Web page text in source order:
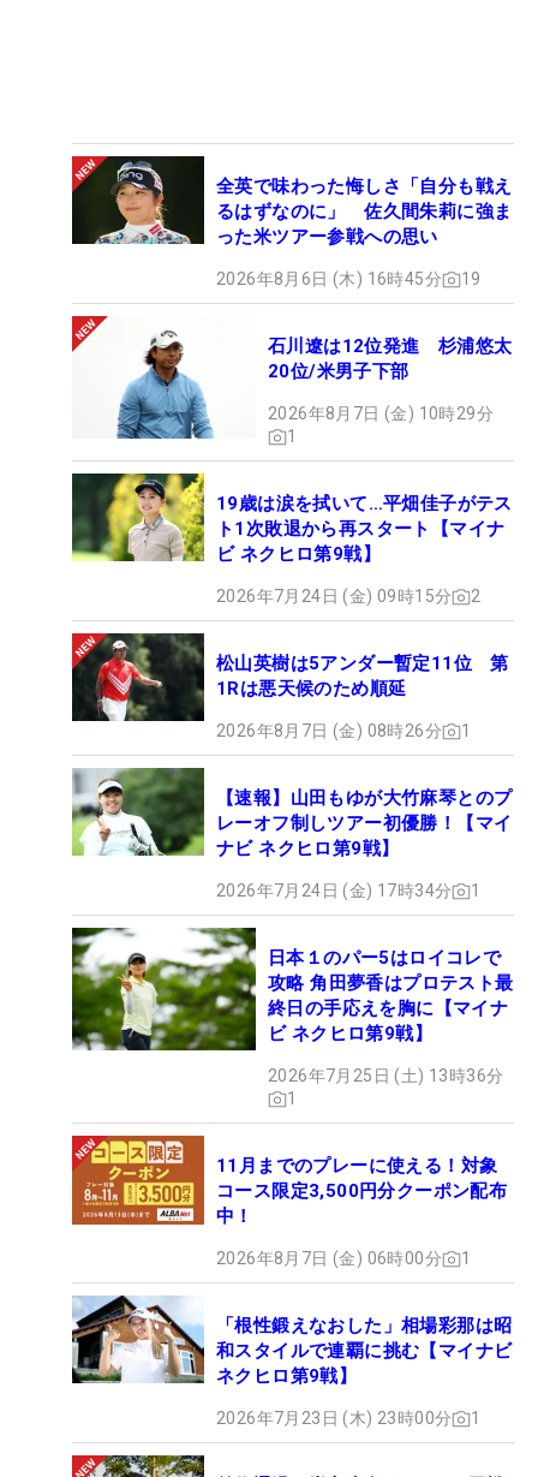
全英で味わった悔しさ「自分も戦え
るはずなのに」 佐久間朱莉に強ま
った米ツアー参戦への思い
2026年8月6日 (木) 16時45分 19
石川遼は12位発進 杉浦悠太
20位/米男子下部
2026年8月7日 (金) 10時29分
1
19歳は涙を拭いて…平畑佳子がテス
ト1次敗退から再スタート【マイナ
ビ ネクヒロ第9戦】
2026年7月24日 (金) 09時15分 2
松山英樹は5アンダー暫定11位 第
1Rは悪天候のため順延
2026年8月7日 (金) 08時26分 1
【速報】山田もゆが大竹麻琴とのプ
レーオフ制しツアー初優勝！【マイ
ナビ ネクヒロ第9戦】
2026年7月24日 (金) 17時34分 1
日本１のパー5はロイコレで
攻略 角田夢香はプロテスト最
終日の手応えを胸に【マイナ
ビ ネクヒロ第9戦】
2026年7月25日 (土) 13時36分
1
11月までのプレーに使える！対象
コース限定3,500円分クーポン配布
中！
2026年8月7日 (金) 06時00分 1
「根性鍛えなおした」相場彩那は昭
和スタイルで連覇に挑む【マイナビ
ネクヒロ第9戦】
2026年7月23日 (木) 23時00分 1